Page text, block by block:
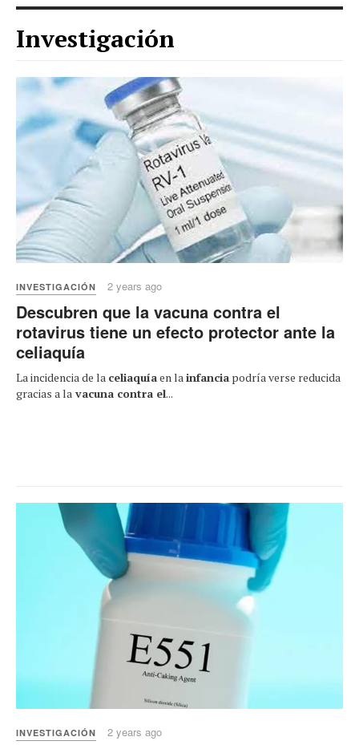
Investigación
INVESTIGACIÓN 2 years ago
Descubren que la vacuna contra el
rotavirus tiene un efecto protector ante la
celiaquía
La incidencia de la celiaquíaen la infancia podría verse reducida
gracias a la vacuna contra el...
INVESTIGACIÓN 2 years ago